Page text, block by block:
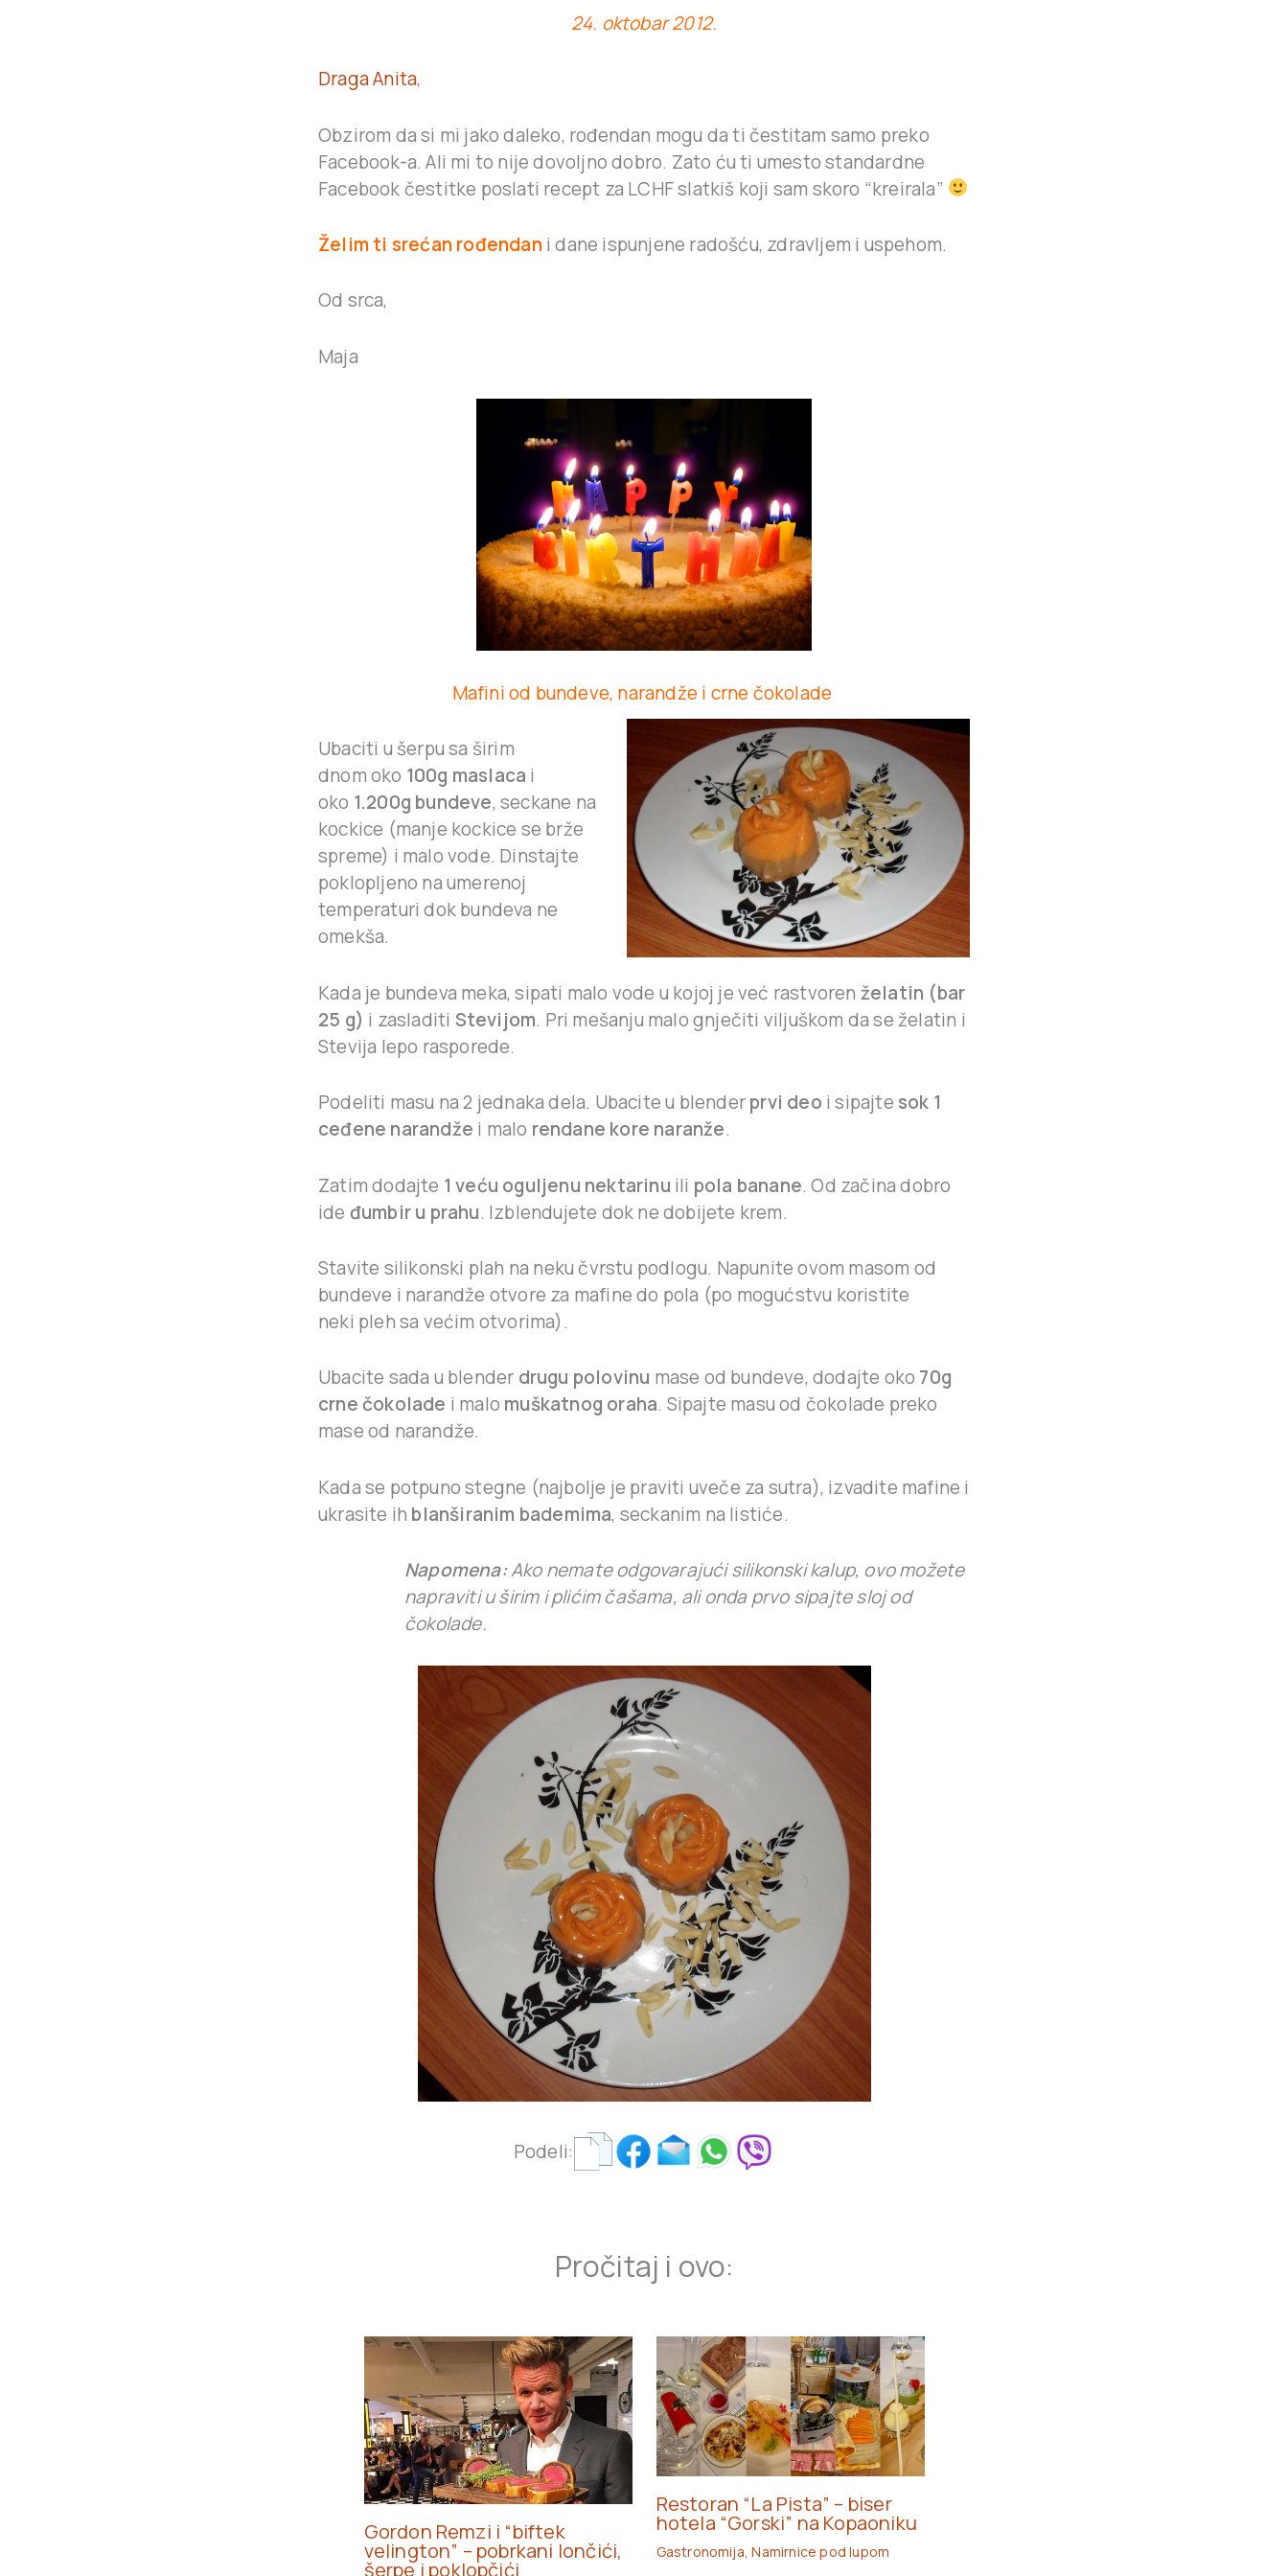
24. oktobar 2012.
Draga Anita,
Obzirom da si mi jako daleko, rođendan mogu da ti čestitam samo preko
Facebook-a. Ali mi to nije dovoljno dobro. Zato ću ti umesto standardne
Facebook čestitke poslati recept za LCHF slatkiš koji sam skoro “kreirala”
Želim ti srećan rođendani dane ispunjene radošću, zdravljem i uspehom.
Od srca,
Maja
Mafini od bundeve, narandže i crne čokolade
Ubaciti u šerpu sa širim
dnom oko 100g maslaca i
oko 1.200g bundeve, seckane na
kockice (manje kockice se brže
spreme) i malo vode. Dinstajte
poklopljeno na umerenoj
temperaturi dok bundeva ne
omekša.
Kada je bundeva meka, sipati malo vode u kojoj je već rastvoren želatin (bar
25 g) i zasladiti Stevijom. Pri mešanju malo gnječiti viljuškom da se želatin i
Stevija lepo rasporede.
Podeliti masu na 2 jednaka dela. Ubacite u blenderprvi deo i sipajte sok 1
ceđene narandže i malo rendane kore naranže.
Zatim dodajte 1 veću oguljenu nektarinu ili pola banane. Od začina dobro
ide đumbir u prahu. Izblendujete dok ne dobijete krem.
Stavite silikonski plah na neku čvrstu podlogu. Napunite ovom masom od
bundeve i narandže otvore za mafine do pola (po mogućstvu koristite
neki pleh sa većim otvorima).
Ubacite sada u blender drugu polovinu mase od bundeve, dodajte oko 70g
crne čokolade i malo muškatnog oraha. Sipajte masu od čokolade preko
mase od narandže.
Kada se potpuno stegne (najbolje je praviti uveče za sutra), izvadite mafine i
ukrasite ih blanširanim bademima, seckanim na listiće.
Napomena:Ako nemate odgovarajući silikonski kalup, ovo možete
napraviti u širim i plićim čašama, ali onda prvo sipajte sloj od
čokolade.
Podeli:
Pročitaj i ovo:
Gordon Remzi i “biftek
velington” – pobrkani lončići,
šerpe i poklopčići
Restoran “La Pista” – biser
hotela “Gorski” na Kopaoniku
Gastronomija,Namirnice pod lupom